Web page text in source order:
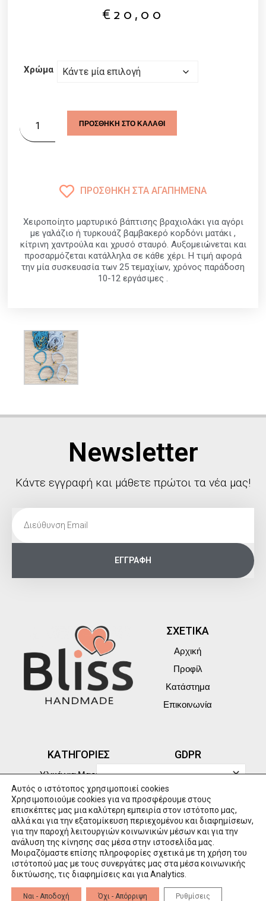
€ 20,00
Χρώμα
ΠΡΟΣΘΉΚΗ ΣΤΟ ΚΑΛΆΘΙ
ΠΡΟΣΘΉΚΗ ΣΤΑ ΑΓΑΠΗΜΈΝΑ
Χειροποίητο μαρτυρικό βάπτισης βραχιολάκι για αγόρι
με γαλάζιο ή τυρκουάζ βαμβακερό κορδόνι ματάκι ,
κίτρινη χαντρούλα και χρυσό σταυρό. Αυξομειώνεται και
προσαρμόζεται κατάλληλα σε κάθε χέρι. Η τιμή αφορά
την μία συσκευασία των 25 τεμαχίων, χρόνος παράδοση
10-12 εργάσιμες .
Newsletter
Κάντε εγγραφή και μάθετε πρώτοι τα νέα μας!
ΕΓΓΡΑΦΗ
ΣΧΕΤΙΚΑ
Αρχική
Προφίλ
Κατάστημα
Επικοινωνία
ΚΑΤΗΓΟΡΙΕΣ
Υλικά για Μαρτάκια
Ξύλινα διακοσμητικά
Χριστουγεννιάτικα γούρια
Μαρτάκια
GDPR
GDPR
Πολιτική Cookies
Πολιτική Απορρήτου
Προσωπικά Δεδομένα
Τρόποι Πληρωμής
powered by GSQUARED (aka GxG)
✕
Αυτός ο ιστότοπος χρησιμοποιεί cookies
Χρησιμοποιούμε cookies για να προσφέρουμε στους
επισκέπτες μας μια καλύτερη εμπειρία στον ιστότοπο μας,
αλλά και για την εξατομίκευση περιεχομένου και διαφημίσεων,
για την παροχή λειτουργιών κοινωνικών μέσων και για την
ανάλυση της κίνησης σας μέσα στην ιστοσελίδα μας.
Μοιραζόμαστε επίσης πληροφορίες σχετικά με τη χρήση του
ιστότοπού μας με τους συνεργάτες μας στα μέσα κοινωνικής
δικτύωσης, τις διαφημίσεις και για Analytics.
Ναι - Αποδοχή Όχι - Απόρριψη Ρυθμίσεις